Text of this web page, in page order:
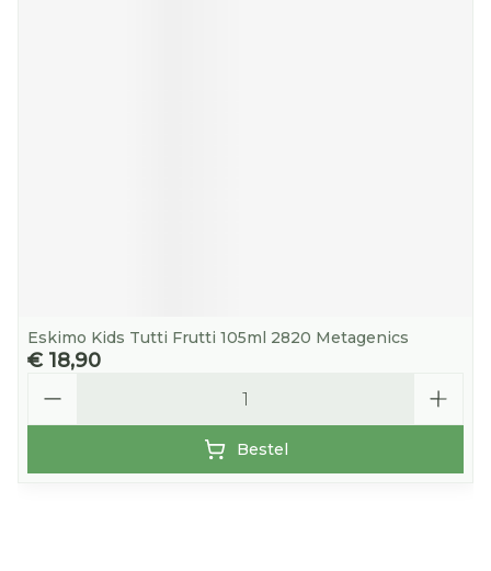
Eskimo Kids Tutti Frutti 105ml 2820 Metagenics
€ 18,90
Bestel